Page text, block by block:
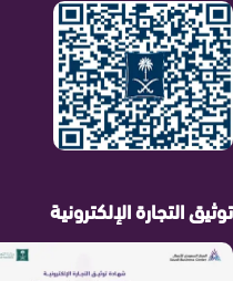
توثيق التجارة الإلكترونية